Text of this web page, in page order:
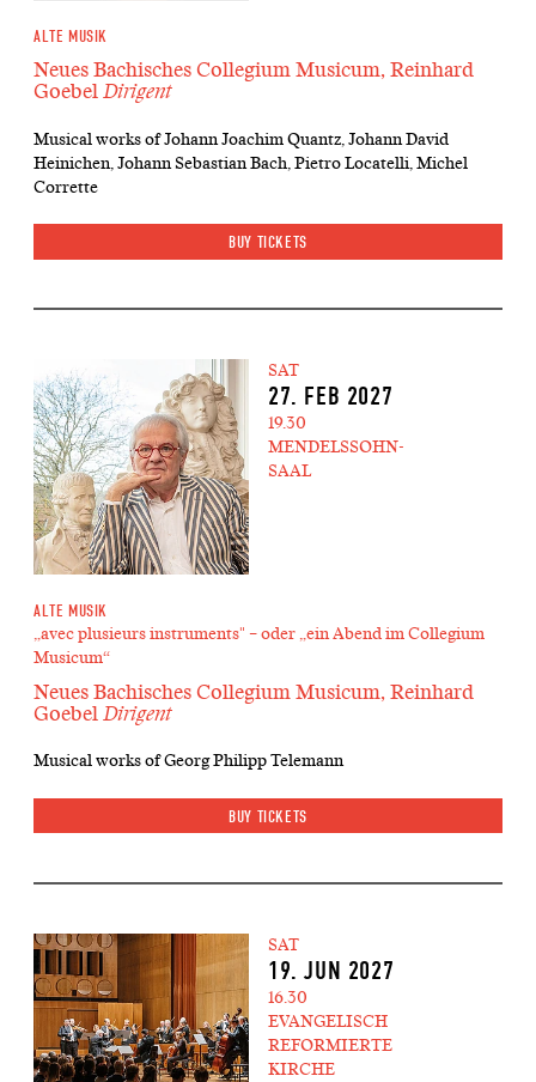
ALTE MUSIK
Neues Bachisches Collegium Musicum, Reinhard
GoebelDirigent
Musical works of Johann Joachim Quantz, Johann David
Heinichen, Johann Sebastian Bach, Pietro Locatelli, Michel
Corrette
BUY TICKETS
SAT
27. FEB 2027
19.30
MENDELSSOHN-
SAAL
ALTE MUSIK
„avec plusieurs instruments" – oder „ein Abend im Collegium
Musicum“
Neues Bachisches Collegium Musicum, Reinhard
GoebelDirigent
Musical works of Georg Philipp Telemann
BUY TICKETS
SAT
19. JUN 2027
16.30
EVANGELISCH
REFORMIERTE
KIRCHE